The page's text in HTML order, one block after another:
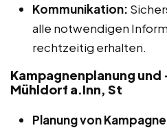
Kommunikation:
alle notwendigen
rechtzeitig erhalten.
Kampagnenplanung
Mühldorf a.Inn, St
Planung von